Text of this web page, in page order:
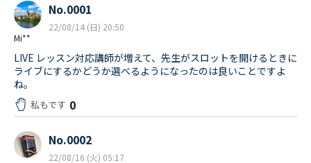
Mi**
No.0001
22/08/14 (日) 20:50
LIVE レッスン対応講師が増えて、先生がスロットを開けるときに
ライブにするかどうか選べるようになったのは良いことですよ
ね。
私もです 0
No.0002
22/08/16 (火) 05:17